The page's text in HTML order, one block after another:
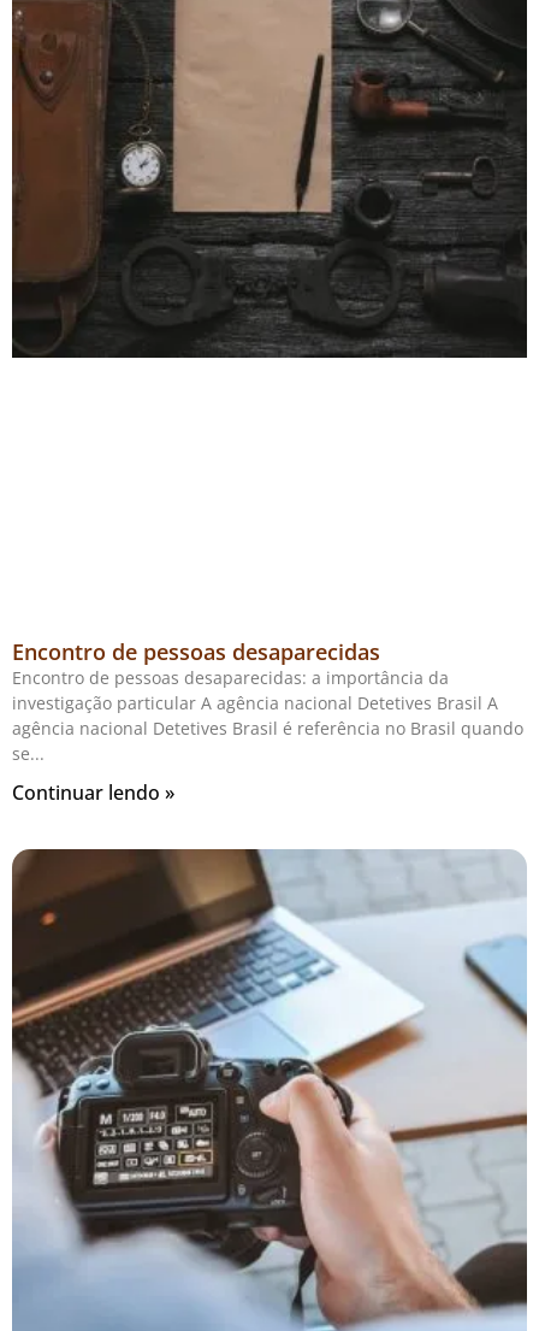
Encontro de pessoas desaparecidas
Encontro de pessoas desaparecidas: a importância da
investigação particular A agência nacional Detetives Brasil A
agência nacional Detetives Brasil é referência no Brasil quando
se
Continuar lendo »